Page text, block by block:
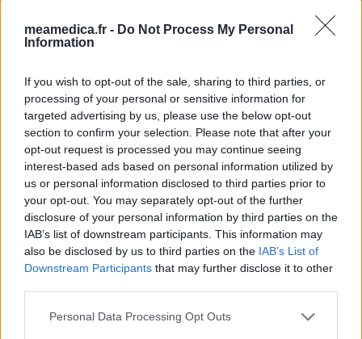
meamedica.fr - Do Not Process My Personal
Information
If you wish to opt-out of the sale, sharing to third parties, or
processing of your personal or sensitive information for
targeted advertising by us, please use the below opt-out
section to confirm your selection. Please note that after your
opt-out request is processed you may continue seeing
interest-based ads based on personal information utilized by
us or personal information disclosed to third parties prior to
your opt-out. You may separately opt-out of the further
disclosure of your personal information by third parties on the
IAB’s list of downstream participants. This information may
also be disclosed by us to third parties on the IAB’s List of
Downstream Participants that may further disclose it to other
Personal Data Processing Opt Outs